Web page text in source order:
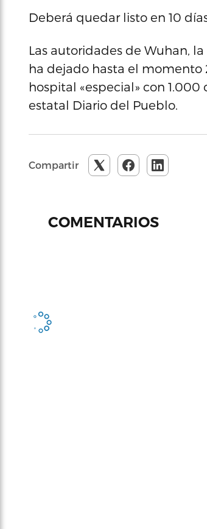
Deberá quedar listo en 10
Las autoridades de Wuhan,
ha dejado hasta el momento
hospital «especial» con
estatal Diario del Pueblo.
Compartir
COMENTARIOS